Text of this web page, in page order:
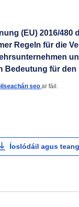
(EU) 2016/480
Regeln für die
Bedeutung für
seoar fáil.
Íoslódáil agus